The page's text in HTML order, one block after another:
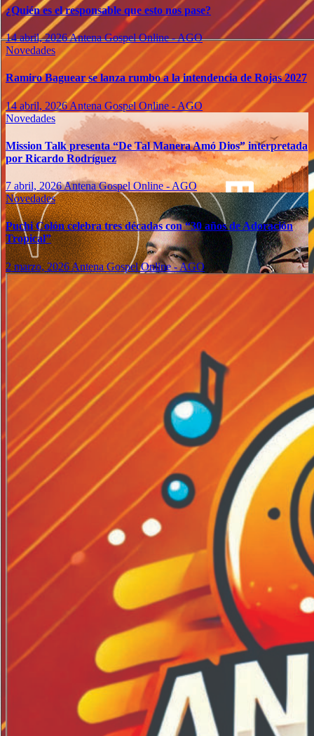
¿Quién es el responsable que esto nos pase?
14 abril, 2026Antena Gospel Online - AGO
Novedades
Ramiro Baguear se lanza rumbo a la intendencia de Rojas 2027
14 abril, 2026Antena Gospel Online - AGO
Novedades
Mission Talk presenta “De Tal Manera Amó Dios” interpretada
por Ricardo Rodríguez
7 abril, 2026Antena Gospel Online - AGO
Novedades
Puchi Colón celebra tres décadas con “30 años de Adoración
Tropical”
2 marzo, 2026Antena Gospel Online - AGO